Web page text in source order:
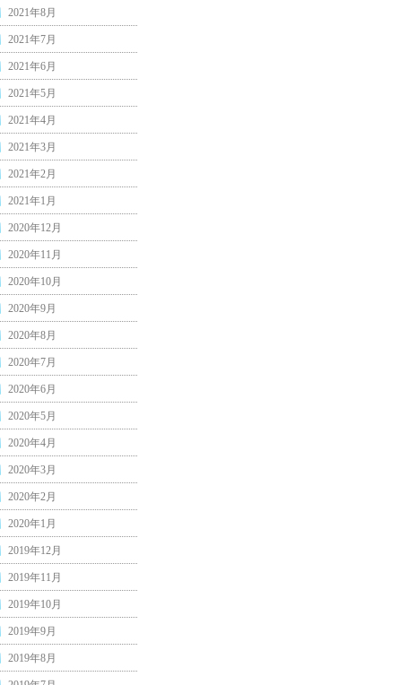
2021年8月
2021年7月
2021年6月
2021年5月
2021年4月
2021年3月
2021年2月
2021年1月
2020年12月
2020年11月
2020年10月
2020年9月
2020年8月
2020年7月
2020年6月
2020年5月
2020年4月
2020年3月
2020年2月
2020年1月
2019年12月
2019年11月
2019年10月
2019年9月
2019年8月